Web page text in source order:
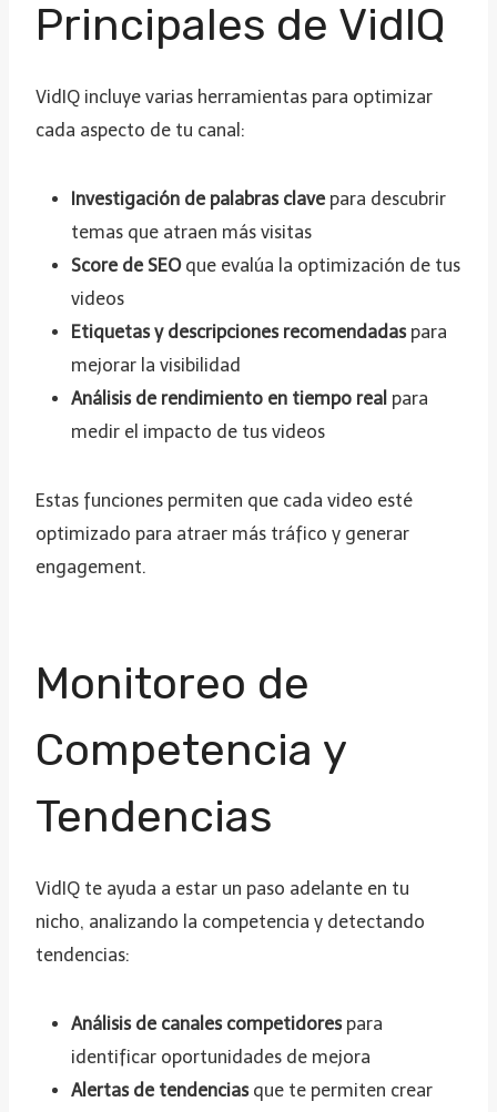
Principales de VidIQ
VidIQ incluye varias herramientas para optimizar
cada aspecto de tu canal:
Investigación de palabras clavepara descubrir
temas que atraen más visitas
Score de SEOque evalúa la optimización de tus
videos
Etiquetas y descripciones recomendadaspara
mejorar la visibilidad
Análisis de rendimiento en tiempo real para
medir el impacto de tus videos
Estas funciones permiten que cada video esté
optimizado para atraer más tráfico y generar
engagement.
Monitoreo de
Competencia y
Tendencias
VidIQ te ayuda a estar un paso adelante en tu
nicho, analizando la competencia y detectando
tendencias:
Análisis de canales competidorespara
identificar oportunidades de mejora
Alertas de tendenciasque te permiten crear